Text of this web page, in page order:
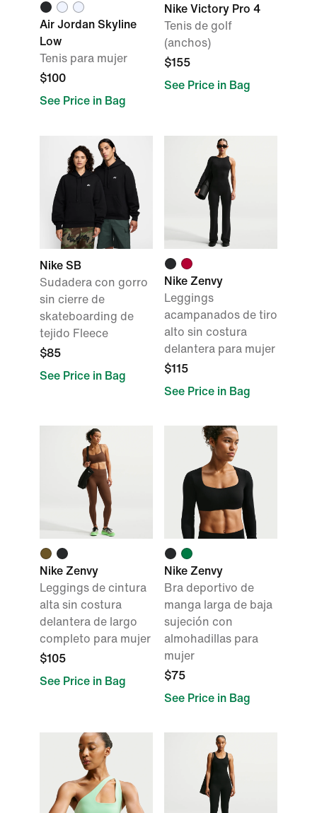
Air Jordan Skyline
Low
Tenis para mujer
$100
See Price in Bag
Nike Victory Pro 4
Tenis de golf
(anchos)
$155
See Price in Bag
Nike SB
Sudadera con gorro
sin cierre de
skateboarding de
tejido Fleece
$85
See Price in Bag
Nike Zenvy
Leggings
acampanados de tiro
alto sin costura
delantera para mujer
$115
See Price in Bag
Nike Zenvy
Leggings de cintura
alta sin costura
delantera de largo
completo para mujer
$105
See Price in Bag
Nike Zenvy
Bra deportivo de
manga larga de baja
sujeción con
almohadillas para
mujer
$75
See Price in Bag